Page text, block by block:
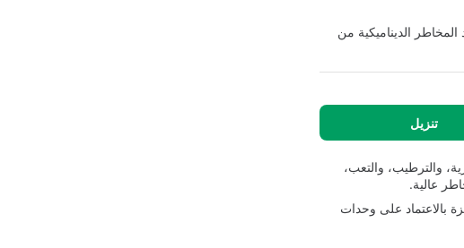
الديناميكية من
تنزيل
والترطيب، والتعب،
بالاعتماد على وحدات